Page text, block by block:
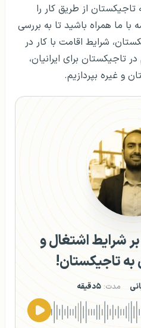
از طریق کار را
با ما همراه باشید تا به بررسی
شرایط اقامت با کار در
تاجیکستان برای ایرانیان،
و غیره بپردازیم.
شرایط اشتغال و
تاجیکستان!
مدت: ۵دقیقه